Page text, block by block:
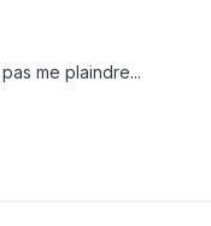
me plaindre...